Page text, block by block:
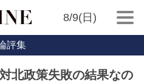
8/9(日)
評集
北政策失敗の結果なの